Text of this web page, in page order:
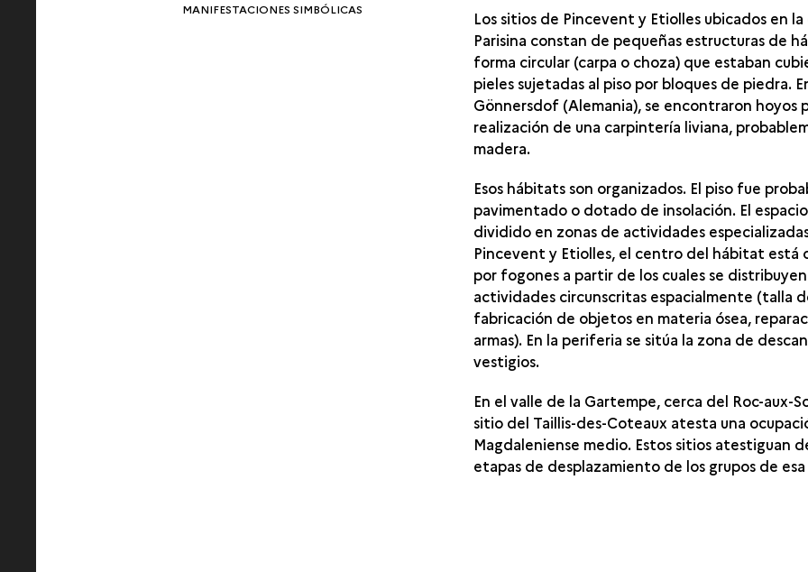
MANIFESTACIONES SIMBÓLICAS
Los sitios de Pincevent y Etiolles ubicados en la
Parisina constan de pequeñas estructuras de
forma circular (carpa o choza) que estaban
pieles sujetadas al piso por bloques de piedra.
Gönnersdof (Alemania), se encontraron hoyos
realización de una carpintería liviana,
madera.
Esos hábitats son organizados. El piso fue
pavimentado o dotado de insolación. El
dividido en zonas de actividades
Pincevent y Etiolles, el centro del hábitat está
por fogones a partir de los cuales se
actividades circunscritas espacialmente (talla
fabricación de objetos en materia ósea,
armas). En la periferia se sitúa la zona de
vestigios.
En el valle de la Gartempe, cerca del Roc-aux-
sitio del Taillis-des-Coteaux atesta una
Magdaleniense medio. Estos sitios atestiguan
etapas de desplazamiento de los grupos de